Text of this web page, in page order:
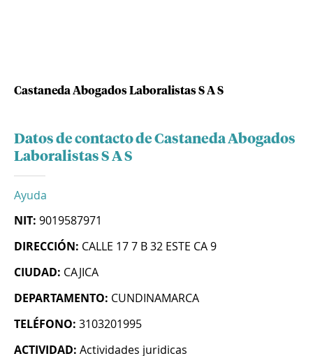
Castaneda Abogados Laboralistas S A S
Datos de contacto de Castaneda Abogados
Laboralistas S A S
Ayuda
NIT: 9019587971
DIRECCIÓN: CALLE 17 7 B 32 ESTE CA 9
CIUDAD: CAJICA
DEPARTAMENTO: CUNDINAMARCA
TELÉFONO: 3103201995
ACTIVIDAD: Actividades juridicas